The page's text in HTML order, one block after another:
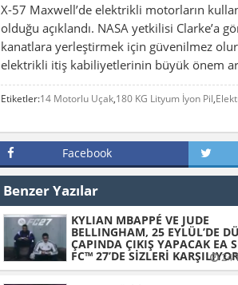
X-57 Maxwell’de elektrikli motorların
olduğu açıklandı. NASA yetkilisi Clarke’a
kanatlara yerleştirmek için güvenilmez
elektrikli itiş kabiliyetlerinin büyük önem
Etiketler:14 Motorlu Uçak,180 KG Lityum İyon Pil,
Facebook
Benzer Yazılar
KYLIAN MBAPPÉ VE JUDE
BELLINGHAM, 25 EYLÜL’DE
ÇAPINDA ÇIKIŞ YAPACAK EA
FC™ 27’DE SİZLERİ KARŞILIYOR
24